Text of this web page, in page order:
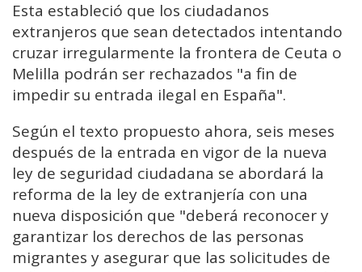
Esta estableció que los ciudadanos
extranjeros que sean detectados intentando
cruzar irregularmente la frontera de Ceuta o
Melilla podrán ser rechazados "a fin de
impedir su entrada ilegal en España".
Según el texto propuesto ahora, seis meses
después de la entrada en vigor de la nueva
ley de seguridad ciudadana se abordará la
reforma de la ley de extranjería con una
nueva disposición que "deberá reconocer y
garantizar los derechos de las personas
migrantes y asegurar que las solicitudes de